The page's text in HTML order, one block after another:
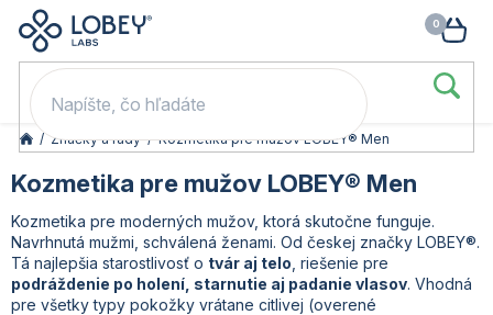
Prejsť
obsah
kódom LOB20 (nad 80 eur). 👉
/ Značky a rady / Kozmetika pre mužov LOBEY® Men
Kozmetika pre mužov LOBEY® Men
Kozmetika pre moderných mužov, ktorá skutočne funguje.
Navrhnutá mužmi, schválená ženami. Od českej značky LOBEY®.
Tá najlepšia starostlivosť o tvár aj telo , riešenie pre
podráždenie po holení, starnutie aj padanie vlasov. Vhodná
pre všetky typy pokožky vrátane citlivej (overené